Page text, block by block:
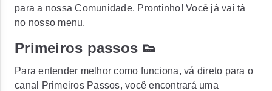
para a nossa Comunidade. Prontinho! Você já vai tá
no nosso menu.
Primeiros passos 👟
Para entender melhor como funciona, vá direto para o
canal Primeiros Passos, você encontrará uma